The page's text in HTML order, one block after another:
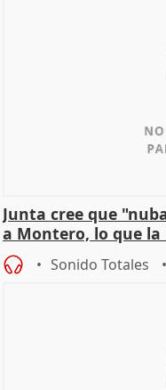
Junta cree que
a Montero, lo que
Sonido Totales